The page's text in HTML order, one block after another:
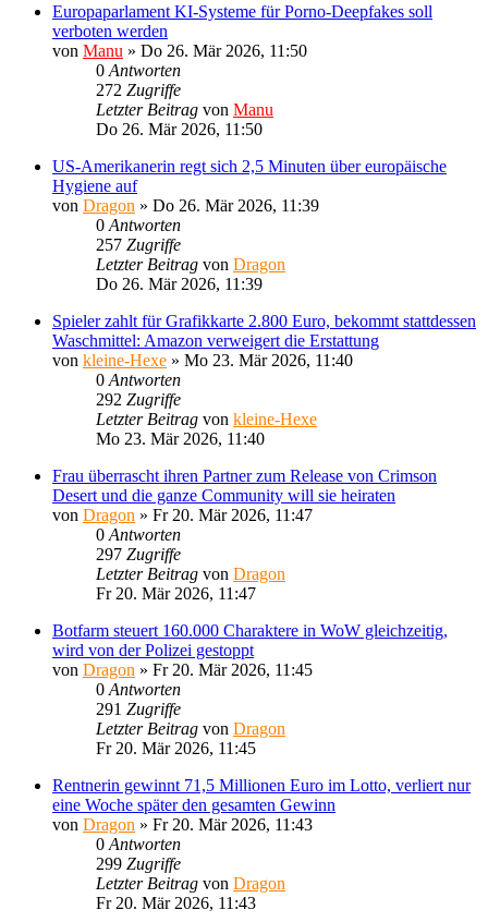
Europaparlament KI-Systeme für Porno-Deepfakes soll
verboten werden
von Manu » Do 26. Mär 2026, 11:50
0 Antworten
272 Zugriffe
Letzter Beitrag von Manu
Do 26. Mär 2026, 11:50
US-Amerikanerin regt sich 2,5 Minuten über europäische
Hygiene auf
von Dragon » Do 26. Mär 2026, 11:39
0 Antworten
257 Zugriffe
Letzter Beitrag von Dragon
Do 26. Mär 2026, 11:39
Spieler zahlt für Grafikkarte 2.800 Euro, bekommt stattdessen
Waschmittel: Amazon verweigert die Erstattung
von kleine-Hexe » Mo 23. Mär 2026, 11:40
0 Antworten
292 Zugriffe
Letzter Beitrag von kleine-Hexe
Mo 23. Mär 2026, 11:40
Frau überrascht ihren Partner zum Release von Crimson
Desert und die ganze Community will sie heiraten
von Dragon » Fr 20. Mär 2026, 11:47
0 Antworten
297 Zugriffe
Letzter Beitrag von Dragon
Fr 20. Mär 2026, 11:47
Botfarm steuert 160.000 Charaktere in WoW gleichzeitig,
wird von der Polizei gestoppt
von Dragon » Fr 20. Mär 2026, 11:45
0 Antworten
291 Zugriffe
Letzter Beitrag von Dragon
Fr 20. Mär 2026, 11:45
Rentnerin gewinnt 71,5 Millionen Euro im Lotto, verliert nur
eine Woche später den gesamten Gewinn
von Dragon » Fr 20. Mär 2026, 11:43
0 Antworten
299 Zugriffe
Letzter Beitrag von Dragon
Fr 20. Mär 2026, 11:43